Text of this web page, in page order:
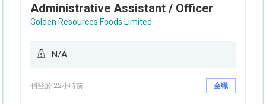
Administrative Assistant / Officer
Golden Resources Foods Limited
N/A
刊登於 22小時前 全職